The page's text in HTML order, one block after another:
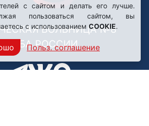
БОЛЬНИЦА №8
ФМБА РОССИИ
с сайтом и делать его лучше.
пользоваться сайтом, вы
с использованиемCOOKIE.
Польз. соглашение